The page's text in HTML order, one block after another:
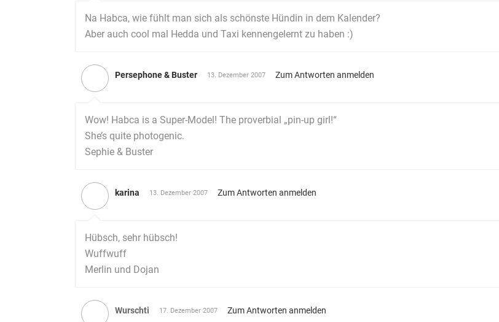
Na Habca, wie fühlt man sich als schönste Hündin in dem Kalender?
Aber auch cool mal Hedda und Taxi kennengelernt zu haben :)
Persephone & Buster 13. Dezember 2007 Zum Antworten anmelden
Wow! Habca is a Super-Model! The proverbial „pin-up girl!“
She’s quite photogenic.
Sephie & Buster
karina 13. Dezember 2007 Zum Antworten anmelden
Hübsch, sehr hübsch!
Wuffwuff
Merlin und Dojan
Wurschti 17. Dezember 2007 Zum Antworten anmelden